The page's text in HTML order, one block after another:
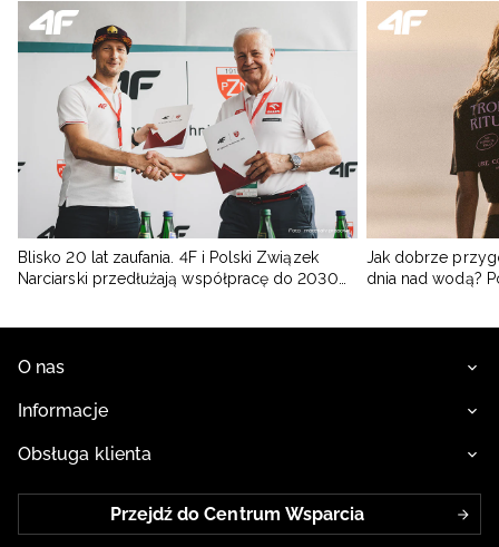
Blisko 20 lat zaufania. 4F i Polski Związek
Narciarski przedłużają współpracę do 2030
Jak dobrze
dnia nad wodą?
O nas
Informacje
Obsługa klienta
Przejdź do Centrum Wsparcia